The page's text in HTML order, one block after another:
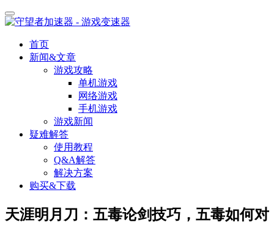
首页
新闻&文章
游戏攻略
单机游戏
网络游戏
手机游戏
游戏新闻
疑难解答
使用教程
Q&A解答
解决方案
购买&下载
天涯明月刀：五毒论剑技巧，五毒如何对